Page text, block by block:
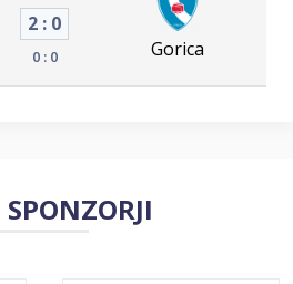
2 : 0
0 : 0 Gorica